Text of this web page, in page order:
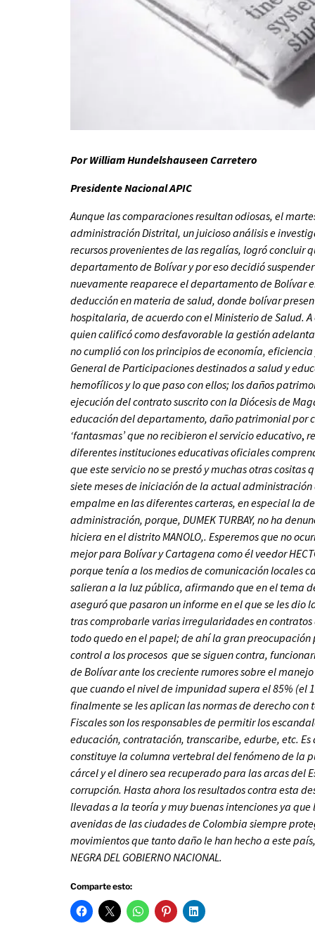
Por William Hundelshauseen Carretero
Presidente Nacional APIC
Aunque las comparaciones resultan odiosas, el
administración Distrital, un juicioso análisis e
recursos provenientes de las regalías, logró concluir
departamento de Bolívar y por eso decidió
nuevamente reaparece el departamento de Bolívar
deducción en materia de salud, donde bolívar
hospitalaria, de acuerdo con el Ministerio de Salud.
quien calificó como desfavorable la gestión
no cumplió con los principios de economía,
General de Participaciones destinados a salud y
hemofílicos y lo que paso con ellos; los daños
ejecución del contrato suscrito con la Diócesis de
educación del departamento, daño patrimonial por
‘fantasmas’ que no recibieron el servicio educativo,
diferentes instituciones educativas oficiales
que este servicio no se prestó y muchas otras
siete meses de iniciación de la actual
empalme en las diferentes carteras, en especial la
administración, porque, DUMEK TURBAY, no ha
hiciera en el distrito MANOLO,. Esperemos que no
mejor para Bolívar y Cartagena como él veedor
porque tenía a los medios de comunicación locales
salieran a la luz pública, afirmando que en el tema
aseguró que pasaron un informe en el que se les
tras comprobarle varias irregularidades en
todo quedo en el papel; de ahí la gran preocupación
control a los procesos que se siguen contra,
de Bolívar ante los creciente rumores sobre el
que cuando el nivel de impunidad supera el 85% (el
finalmente se les aplican las normas de derecho con
Fiscales son los responsables de permitir los
educación, contratación, transcaribe, edurbe, etc.
constituye la columna vertebral del fenómeno de la
cárcel y el dinero sea recuperado para las arcas del
corrupción. Hasta ahora los resultados contra esta
llevadas a la teoría y muy buenas intenciones ya
avenidas de las ciudades de Colombia siempre
movimientos que tanto daño le han hecho a este país,
NEGRA DEL GOBIERNO NACIONAL.
Comparte esto: